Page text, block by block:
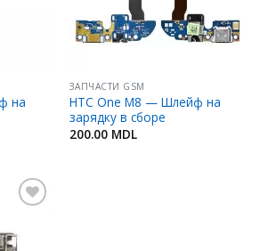
на
ЗАПЧАСТИ GSM
HTC One M8 — Шлейф на
зарядку в сборе
200.00 MDL
в